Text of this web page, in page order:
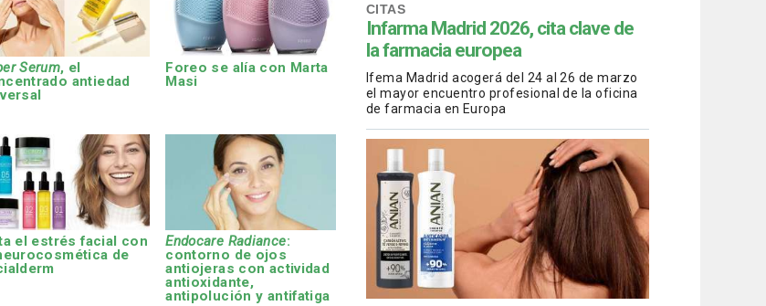
CITAS
Infarma Madrid 2026, cita clave de
la farmacia europea
Ifema Madrid acogerá del 24 al 26 de marzo
el mayor encuentro profesional de la oficina
de farmacia en Europa
Serum, el
antiedad
Foreo se alía con Marta
Masi
el estrés facial con
de
Endocare Radiance:
contorno de ojos
antiojeras con actividad
antioxidante,
antipolución y antifatiga